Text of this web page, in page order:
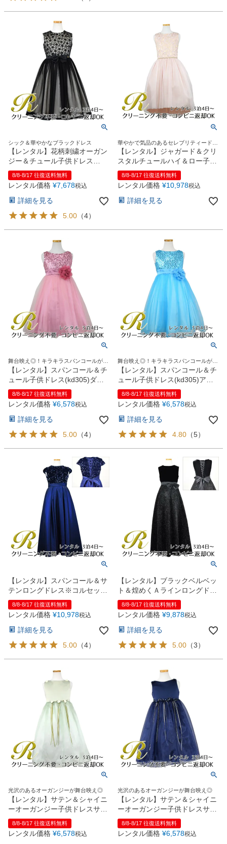
シック＆華やかなブラックドレス
【レンタル】花柄刺繍オーガン
ジー＆チュール子供ドレス
【CHOPIN】(CAT182313)ブラ
ック
8/8-8/17 往復送料無料
レンタル価格 ¥7,678税込
詳細を見る
5.00 （4）
華やかで気品のあるセレブリティードレ
ス【レンタル】ジャガード＆クリ
スタルチュールハイ＆ロー子供
ドレス(SK805)ピンク
8/8-8/17 往復送料無料
レンタル価格 ¥10,978税込
詳細を見る
舞台映え◎！キラキラスパンコールが華
やかさを演出
【レンタル】スパンコール＆チ
ュール子供ドレス(kd305)ダス
ティローズ
8/8-8/17 往復送料無料
レンタル価格 ¥6,578税込
詳細を見る
5.00 （4）
舞台映え◎！キラキラスパンコールが華
やかさを演出
【レンタル】スパンコール＆チ
ュール子供ドレス(kd305)アク
ア
8/8-8/17 往復送料無料
レンタル価格 ¥6,578税込
詳細を見る
4.80 （5）
【レンタル】スパンコール＆サ
テンロングドレス※コルセット
バックリボン結び型(YP136C)
ネイビー
8/8-8/17 往復送料無料
レンタル価格 ¥10,978税込
詳細を見る
5.00 （4）
【レンタル】ブラックベルベッ
ト＆煌めくＡラインロングドレ
ス※コルセットバックリボン結
び型(YP157B)ブラック
8/8-8/17 往復送料無料
レンタル価格 ¥9,878税込
詳細を見る
5.00 （3）
光沢のあるオーガンジーが舞台映え◎
【レンタル】サテン＆シャイニ
ーオーガンジー子供ドレスサニ
ー(KD149)セージ
8/8-8/17 往復送料無料
レンタル価格 ¥6,578税込
光沢のあるオーガンジーが舞台映え◎
【レンタル】サテン＆シャイニ
ーオーガンジー子供ドレスサニ
ー(KD149)ネイビー
8/8-8/17 往復送料無料
レンタル価格 ¥6,578税込